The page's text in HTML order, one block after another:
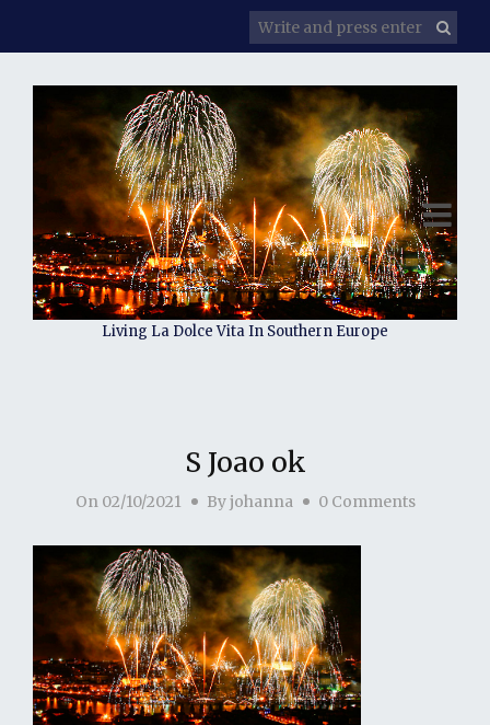
Living La Dolce Vita In Southern Europe
S Joao ok
On02/10/2021 Byjohanna 0 Comments